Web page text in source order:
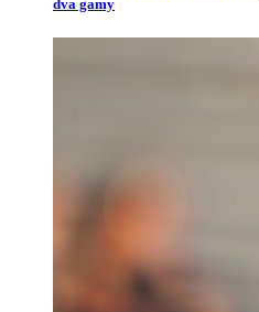
dva gamy